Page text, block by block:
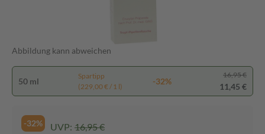
Abbildung kann abweichen
50 ml
Spartipp
(229,00 € / 1 l)
-32%
16,95 €
11,45 €
-32% UVP: 16,95 €